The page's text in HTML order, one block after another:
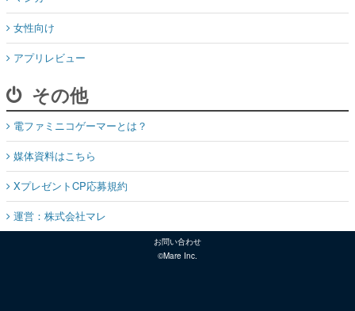
女性向け
アプリレビュー
その他
電ファミニコゲーマーとは？
媒体資料はこちら
XプレゼントCP応募規約
運営：株式会社マレ
お問い合わせ
©Mare Inc.